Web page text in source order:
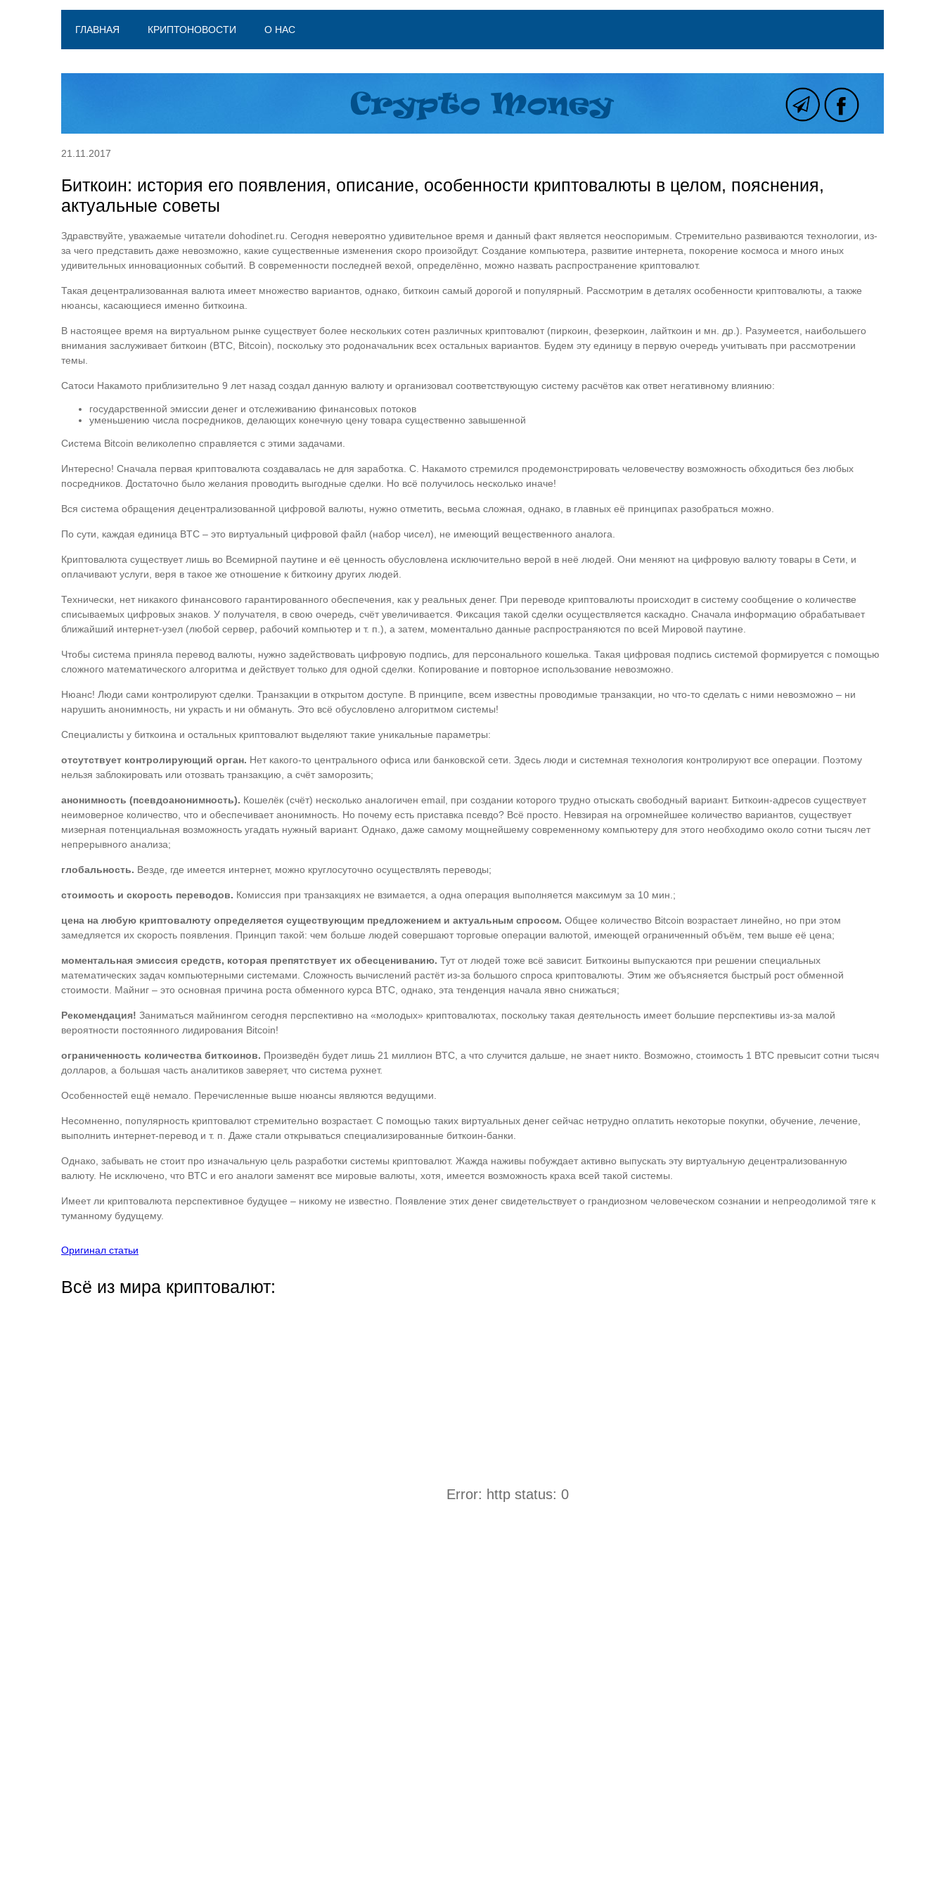
ГЛАВНАЯ КРИПТОНОВОСТИ О НАС
21.11.2017
Биткоин: история его появления, описание, особенности криптовалюты в целом, пояснения,
актуальные советы
Здравствуйте, уважаемые читатели dohodinet.ru. Сегодня невероятно удивительное время и данный факт является неоспоримым. Стремительно развиваются технологии, из-
за чего представить даже невозможно, какие существенные изменения скоро произойдут. Создание компьютера, развитие интернета, покорение космоса и много иных
удивительных инновационных событий. В современности последней вехой, определённо, можно назвать распространение криптовалют.
Такая децентрализованная валюта имеет множество вариантов, однако, биткоин самый дорогой и популярный. Рассмотрим в деталях особенности криптовалюты, а также
нюансы, касающиеся именно биткоина.
В настоящее время на виртуальном рынке существует более нескольких сотен различных криптовалют (пиркоин, фезеркоин, лайткоин и мн. др.). Разумеется, наибольшего
внимания заслуживает биткоин (BTC, Bitcoin), поскольку это родоначальник всех остальных вариантов. Будем эту единицу в первую очередь учитывать при рассмотрении
темы.
Сатоси Накамото приблизительно 9 лет назад создал данную валюту и организовал соответствующую систему расчётов как ответ негативному влиянию:
государственной эмиссии денег и отслеживанию финансовых потоков
уменьшению числа посредников, делающих конечную цену товара существенно завышенной
Система Bitcoin великолепно справляется с этими задачами.
Интересно! Сначала первая криптовалюта создавалась не для заработка. С. Накамото стремился продемонстрировать человечеству возможность обходиться без любых
посредников. Достаточно было желания проводить выгодные сделки. Но всё получилось несколько иначе!
Вся система обращения децентрализованной цифровой валюты, нужно отметить, весьма сложная, однако, в главных её принципах разобраться можно.
По сути, каждая единица BTC – это виртуальный цифровой файл (набор чисел), не имеющий вещественного аналога.
Криптовалюта существует лишь во Всемирной паутине и её ценность обусловлена исключительно верой в неё людей. Они меняют на цифровую валюту товары в Сети, и
оплачивают услуги, веря в такое же отношение к биткоину других людей.
Технически, нет никакого финансового гарантированного обеспечения, как у реальных денег. При переводе криптовалюты происходит в систему сообщение о количестве
списываемых цифровых знаков. У получателя, в свою очередь, счёт увеличивается. Фиксация такой сделки осуществляется каскадно. Сначала информацию обрабатывает
ближайший интернет-узел (любой сервер, рабочий компьютер и т. п.), а затем, моментально данные распространяются по всей Мировой паутине.
Чтобы система приняла перевод валюты, нужно задействовать цифровую подпись, для персонального кошелька. Такая цифровая подпись системой формируется с помощью
сложного математического алгоритма и действует только для одной сделки. Копирование и повторное использование невозможно.
Нюанс! Люди сами контролируют сделки. Транзакции в открытом доступе. В принципе, всем известны проводимые транзакции, но что-то сделать с ними невозможно – ни
нарушить анонимность, ни украсть и ни обмануть. Это всё обусловлено алгоритмом системы!
Специалисты у биткоина и остальных криптовалют выделяют такие уникальные параметры:
отсутствует контролирующий орган. Нет какого-то центрального офиса или банковской сети. Здесь люди и системная технология контролируют все операции. Поэтому
нельзя заблокировать или отозвать транзакцию, а счёт заморозить;
анонимность (псевдоанонимность). Кошелёк (счёт) несколько аналогичен email, при создании которого трудно отыскать свободный вариант. Биткоин-адресов существует
неимоверное количество, что и обеспечивает анонимность. Но почему есть приставка псевдо? Всё просто. Невзирая на огромнейшее количество вариантов, существует
мизерная потенциальная возможность угадать нужный вариант. Однако, даже самому мощнейшему современному компьютеру для этого необходимо около сотни тысяч лет
непрерывного анализа;
глобальность. Везде, где имеется интернет, можно круглосуточно осуществлять переводы;
стоимость и скорость переводов. Комиссия при транзакциях не взимается, а одна операция выполняется максимум за 10 мин.;
цена на любую криптовалюту определяется существующим предложением и актуальным спросом. Общее количество Bitcoin возрастает линейно, но при этом
замедляется их скорость появления. Принцип такой: чем больше людей совершают торговые операции валютой, имеющей ограниченный объём, тем выше её цена;
моментальная эмиссия средств, которая препятствует их обесцениванию. Тут от людей тоже всё зависит. Биткоины выпускаются при решении специальных
математических задач компьютерными системами. Сложность вычислений растёт из-за большого спроса криптовалюты. Этим же объясняется быстрый рост обменной
стоимости. Майниг – это основная причина роста обменного курса BTC, однако, эта тенденция начала явно снижаться;
Рекомендация! Заниматься майнингом сегодня перспективно на «молодых» криптовалютах, поскольку такая деятельность имеет большие перспективы из-за малой
вероятности постоянного лидирования Bitcoin!
ограниченность количества биткоинов. Произведён будет лишь 21 миллион BTC, а что случится дальше, не знает никто. Возможно, стоимость 1 BTC превысит сотни тысяч
долларов, а большая часть аналитиков заверяет, что система рухнет.
Особенностей ещё немало. Перечисленные выше нюансы являются ведущими.
Несомненно, популярность криптовалют стремительно возрастает. С помощью таких виртуальных денег сейчас нетрудно оплатить некоторые покупки, обучение, лечение,
выполнить интернет-перевод и т. п. Даже стали открываться специализированные биткоин-банки.
Однако, забывать не стоит про изначальную цель разработки системы криптовалют. Жажда наживы побуждает активно выпускать эту виртуальную децентрализованную
валюту. Не исключено, что BTC и его аналоги заменят все мировые валюты, хотя, имеется возможность краха всей такой системы.
Имеет ли криптовалюта перспективное будущее – никому не известно. Появление этих денег свидетельствует о грандиозном человеческом сознании и непреодолимой тяге к
туманному будущему.
Оригинал статьи
Всё из мира криптовалют:
Error: http status: 0